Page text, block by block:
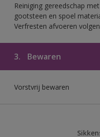
Reiniging gereedschap
gootsteen en spoel
Verfresten afvoeren
3. Bewaren
Vorstvrij bewaren